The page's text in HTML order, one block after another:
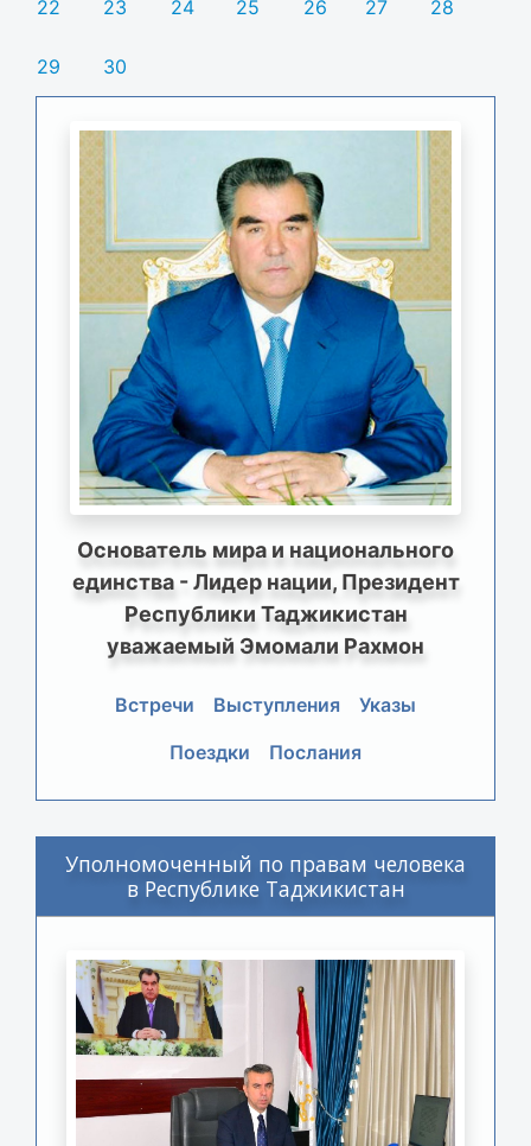
22 23 24 25 26 27 28
29 30
Основатель мира и национального
единства - Лидер нации, Президент
Республики Таджикистан
уважаемый Эмомали Рахмон
Встречи Выступления
Указы
Поездки
Послания
Уполномоченный по правам человека
в Республике Таджикистан